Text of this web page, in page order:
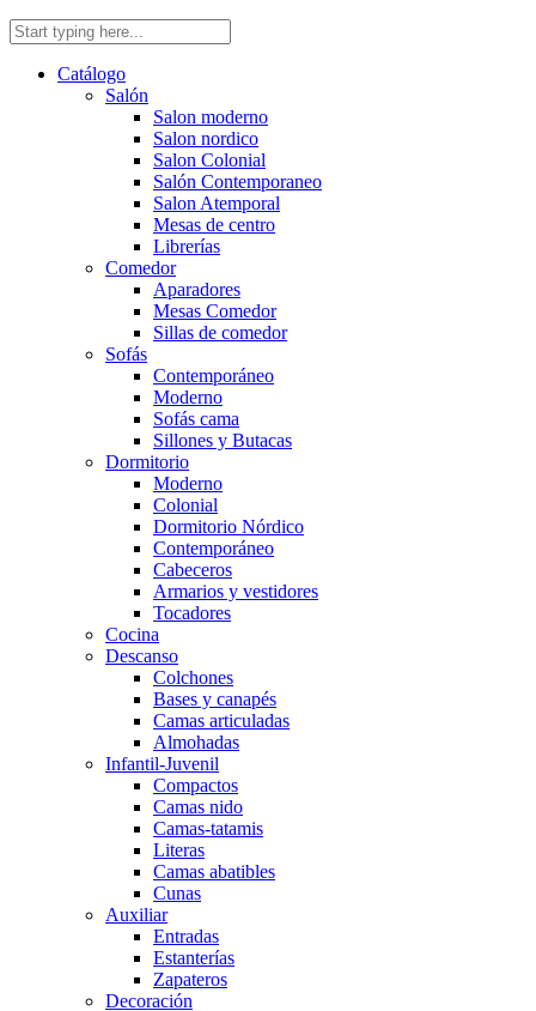
Catálogo
Salón
Salon moderno
Salon nordico
Salon Colonial
Salón Contemporaneo
Salon Atemporal
Mesas de centro
Librerías
Comedor
Aparadores
Mesas Comedor
Sillas de comedor
Sofás
Contemporáneo
Moderno
Sofás cama
Sillones y Butacas
Dormitorio
Moderno
Colonial
Dormitorio Nórdico
Contemporáneo
Cabeceros
Armarios y vestidores
Tocadores
Cocina
Descanso
Colchones
Bases y canapés
Camas articuladas
Almohadas
Infantil-Juvenil
Compactos
Camas nido
Camas-tatamis
Literas
Camas abatibles
Cunas
Auxiliar
Entradas
Estanterías
Zapateros
Decoración